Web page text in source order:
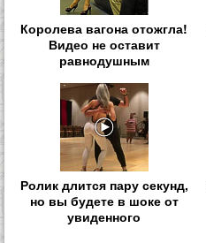
Королева вагона отожгла!
Видео не оставит
равнодушным
Ролик длится пару секунд,
но вы будете в шоке от
увиденного